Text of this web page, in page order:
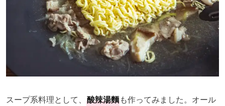
スープ系料理として、 酸辣湯麵も作ってみました。オール